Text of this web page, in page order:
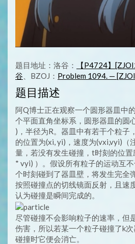
题目地址：洛谷：
【P4724】
谷 、BZOJ： Problem 1094. —
题目描述
阿Q博士正在观察一个圆形器皿中
个平面直角坐标系，圆形器皿的圆
)，半径为R。器皿中有若干个粒子
的位置为(xi, yi)，速度为(vxi,vyi)（
量，若没有发生碰撞，t时刻的位
* vyi) ）。假设所有粒子的运动互
个时刻碰到了器皿壁，将发生完全
按照碰撞点的切线镜面反射，且速
认为碰撞是瞬间完成的。
尽管碰撞不会影响粒子的速率，但
伤害，所以若某一个粒子碰撞了k
碰撞时它便会消亡。